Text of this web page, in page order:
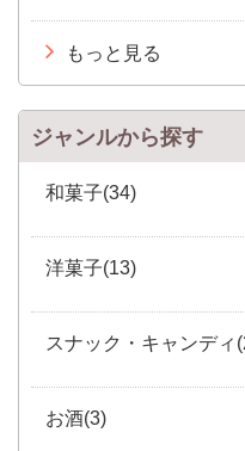
もっと見る
ジャンルから探す
和菓子(34)
洋菓子(13)
スナック・キャンディ
お酒(3)